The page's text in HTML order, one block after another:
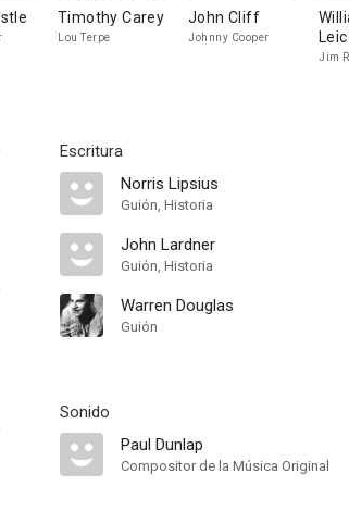
Timothy Carey
Lou Terpe
John Cliff
Johnny Cooper
Jim
Escritura
Norris Lipsius
Guión, Historia
John Lardner
Guión, Historia
Warren Douglas
Guión
Sonido
Paul Dunlap
Compositor de la Música Original